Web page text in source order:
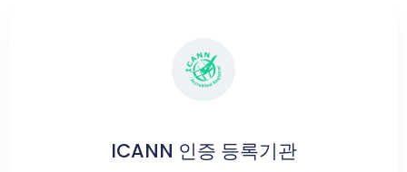
ICANN 인증 등록기관